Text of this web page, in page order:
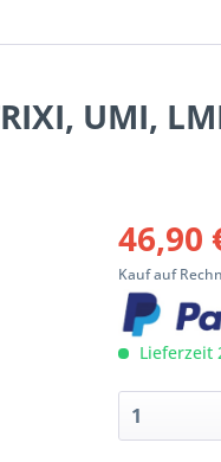
UMI,
46,90
Kauf auf
Lieferzeit